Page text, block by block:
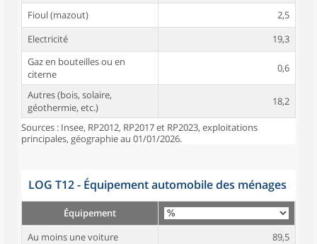
Fioul (mazout)
2,5
Electricité
19,3
Gaz en bouteilles ou en
citerne
0,6
Autres (bois, solaire,
géothermie, etc.)
18,2
Sources : Insee, RP2012, RP2017 et RP2023, exploitations
principales, géographie au 01/01/2026.
LOG T12 - Équipement automobile des ménages
Équipement
Au moins une voiture
89,5